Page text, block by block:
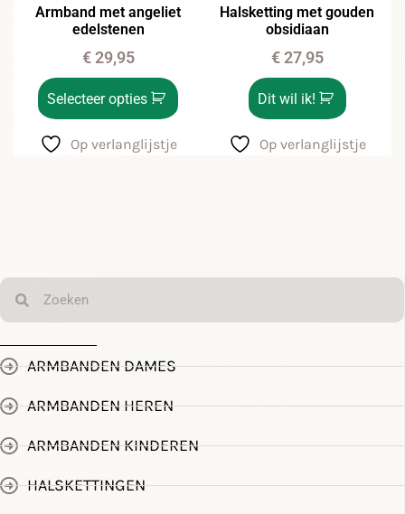
Armband met angeliet
edelstenen
€29,95
Selecteer opties
Op verlanglijstje
Halsketting met gouden
obsidiaan
€27,95
Dit wil ik!
Op verlanglijstje
ARMBANDEN DAMES
ARMBANDEN HEREN
ARMBANDEN KINDEREN
HALSKETTINGEN